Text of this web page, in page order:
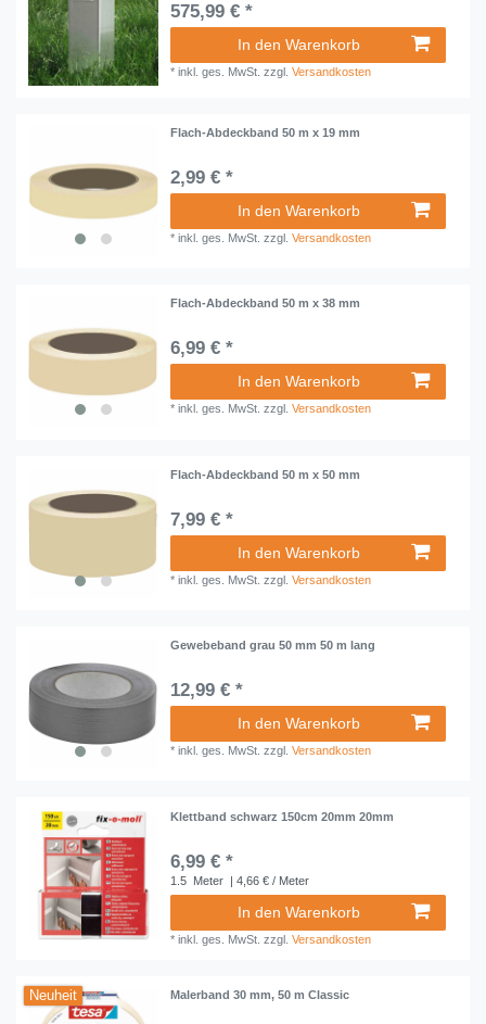
575,99 € *
In den Warenkorb
*inkl. ges. MwSt. zzgl.Versandkosten
Flach-Abdeckband 50 m x 19 mm
2,99 € *
In den Warenkorb
*inkl. ges. MwSt. zzgl.Versandkosten
Flach-Abdeckband 50 m x 38 mm
6,99 € *
In den Warenkorb
*inkl. ges. MwSt. zzgl.Versandkosten
Flach-Abdeckband 50 m x 50 mm
7,99 € *
In den Warenkorb
*inkl. ges. MwSt. zzgl.Versandkosten
Gewebeband grau 50 mm 50 m lang
12,99 € *
In den Warenkorb
*inkl. ges. MwSt. zzgl.Versandkosten
Klettband schwarz 150cm 20mm 20mm
6,99 € *
1.5 Meter | 4,66 € / Meter
In den Warenkorb
*inkl. ges. MwSt. zzgl.Versandkosten
Neuheit Malerband 30 mm, 50 m Classic